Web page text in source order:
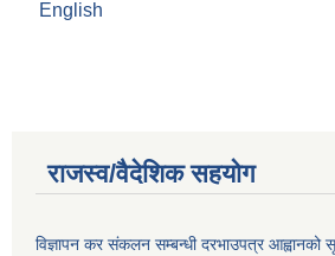
English
राजस्व/वैदेशिक सहयोग
विज्ञापन कर संकलन सम्बन्धी दरभाउपत्र आह्वानको